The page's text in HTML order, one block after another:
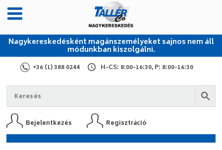
Nagykereskedésként magánszemélyeket sajnos nem áll
módunkban kiszolgálni.
+36 (1) 388 0244 H-CS: 8:00-16:30, P: 8:00-16:30
Bejelentkezés Regisztráció